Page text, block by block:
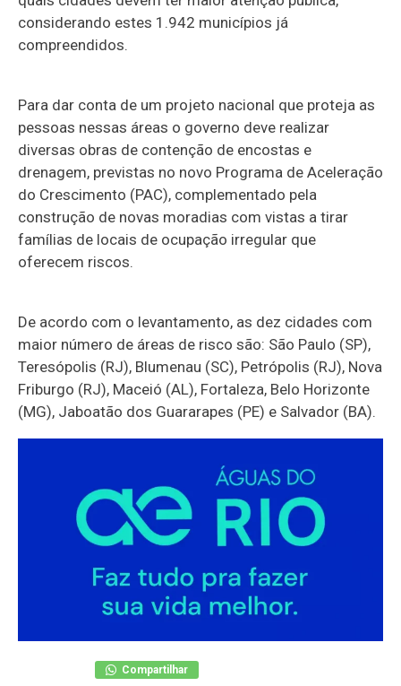
considerando estes 1.942 municípios já
compreendidos.
Para dar conta de um projeto nacional que proteja as
pessoas nessas áreas o governo deve realizar
diversas obras de contenção de encostas e
drenagem, previstas no novo Programa de Aceleração
do Crescimento (PAC), complementado pela
construção de novas moradias com vistas a tirar
famílias de locais de ocupação irregular que
oferecem riscos.
De acordo com o levantamento, as dez cidades com
maior número de áreas de risco são: São Paulo (SP),
Teresópolis (RJ), Blumenau (SC), Petrópolis (RJ), Nova
Friburgo (RJ), Maceió (AL), Fortaleza, Belo Horizonte
(MG), Jaboatão dos Guararapes (PE) e Salvador (BA).
Compartilhar